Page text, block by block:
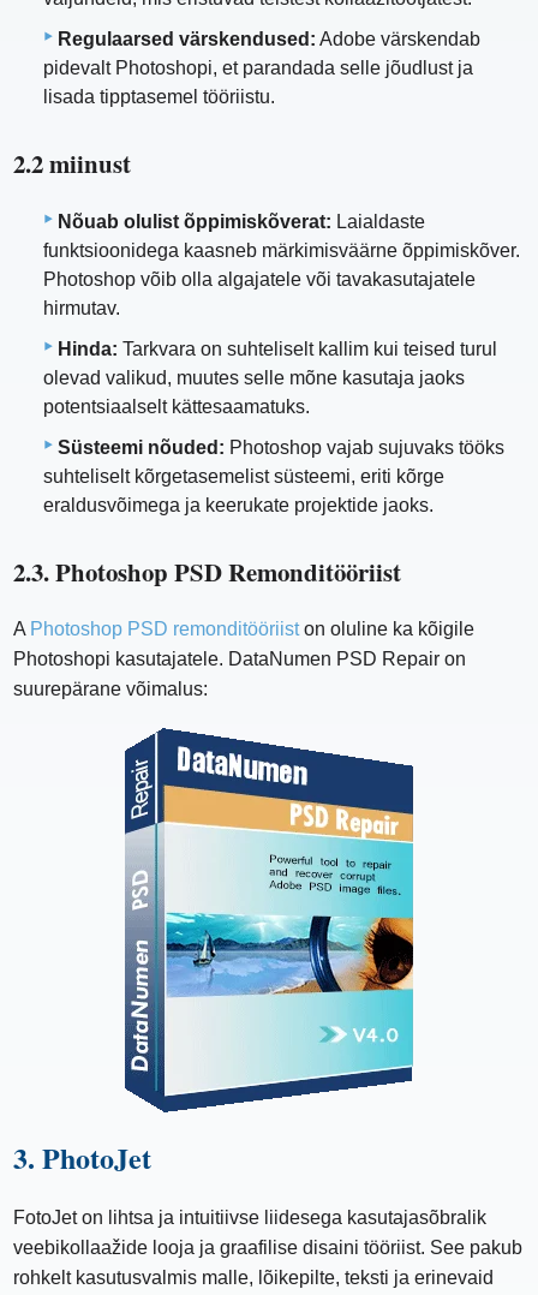
Regulaarsed värskendused: Adobe värskendab
pidevalt Photoshopi, et parandada selle jõudlust ja
lisada tipptasemel tööriistu.
2.2 miinust
Nõuab olulist õppimiskõverat: Laialdaste
funktsioonidega kaasneb märkimisväärne õppimiskõver.
Photoshop võib olla algajatele või tavakasutajatele
hirmutav.
Hinda: Tarkvara on suhteliselt kallim kui teised turul
olevad valikud, muutes selle mõne kasutaja jaoks
potentsiaalselt kättesaamatuks.
Süsteemi nõuded: Photoshop vajab sujuvaks tööks
suhteliselt kõrgetasemelist süsteemi, eriti kõrge
eraldusvõimega ja keerukate projektide jaoks.
2.3. Photoshop PSD Remonditööriist
A Photoshop PSD remonditööriiston oluline ka kõigile
Photoshopi kasutajatele. DataNumen PSD Repair on
suurepärane võimalus:
3. PhotoJet
FotoJet on lihtsa ja intuitiivse liidesega kasutajasõbralik
veebikollaažide looja ja graafilise disaini tööriist. See pakub
rohkelt kasutusvalmis malle, lõikepilte, teksti ja erinevaid